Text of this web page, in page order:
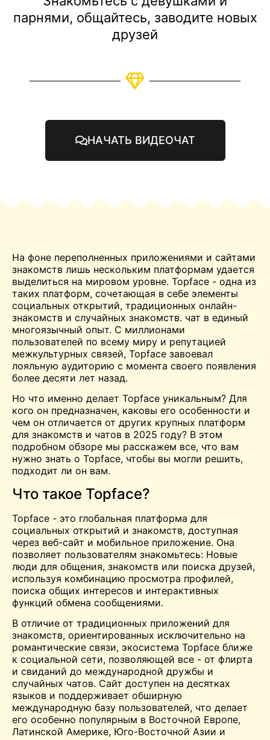
парнями, общайтесь, заводите новых
друзей
НАЧАТЬ ВИДЕОЧАТ
На фоне переполненных приложениями и сайтами
знакомств лишь нескольким платформам удается
выделиться на мировом уровне. Topface - одна из
таких платформ, сочетающая в себе элементы
социальных открытий, традиционных онлайн-
знакомств и случайных знакомств. чат в единый
многоязычный опыт. С миллионами
пользователей по всему миру и репутацией
межкультурных связей, Topface завоевал
лояльную аудиторию с момента своего появления
более десяти лет назад.
Но что именно делает Topface уникальным? Для
кого он предназначен, каковы его особенности и
чем он отличается от других крупных платформ
для знакомств и чатов в 2025 году? В этом
подробном обзоре мы расскажем все, что вам
нужно знать о Topface, чтобы вы могли решить,
подходит ли он вам.
Что такое Topface?
Topface - это глобальная платформа для
социальных открытий и знакомств, доступная
через веб-сайт и мобильное приложение. Она
позволяет пользователям знакомьтесь: Новые
люди для общения, знакомств или поиска друзей,
используя комбинацию просмотра профилей,
поиска общих интересов и интерактивных
функций обмена сообщениями.
В отличие от традиционных приложений для
знакомств, ориентированных исключительно на
романтические связи, экосистема Topface ближе
к социальной сети, позволяющей все - от флирта
и свиданий до международной дружбы и
случайных чатов. Сайт доступен на десятках
языков и поддерживает обширную
международную базу пользователей, что делает
его особенно популярным в Восточной Европе,
Латинской Америке, Юго-Восточной Азии и